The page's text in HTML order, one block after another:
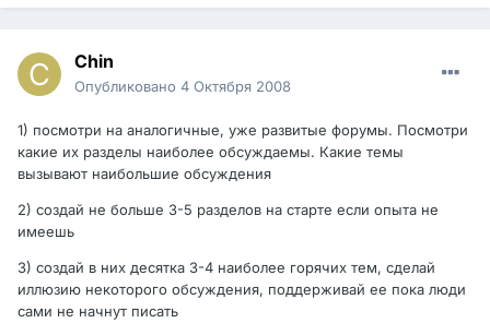
Chin
Опубликовано 4 Октября 2008
1) посмотри на аналогичные, уже развитые форумы. Посмотри
какие их разделы наиболее обсуждаемы. Какие темы
вызывают наибольшие обсуждения
2) создай не больше 3-5 разделов на старте если опыта не
имеешь
3) создай в них десятка 3-4 наиболее горячих тем, сделай
иллюзию некоторого обсуждения, поддерживай ее пока люди
сами не начнут писать